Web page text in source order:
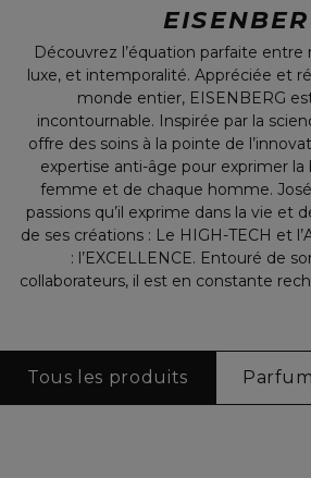
Découvrez l’équation parfaite entre
luxe, et intemporalité. Appréciée et
monde entier, EISENBERG
incontournable. Inspirée par la
offre des soins à la pointe de
expertise anti-âge pour exprimer
femme et de chaque homme.
passions qu’il exprime dans la vie et
de ses créations : Le HIGH-TECH et
: l’EXCELLENCE. Entouré de
collaborateurs, il est en constante
Tous les produits